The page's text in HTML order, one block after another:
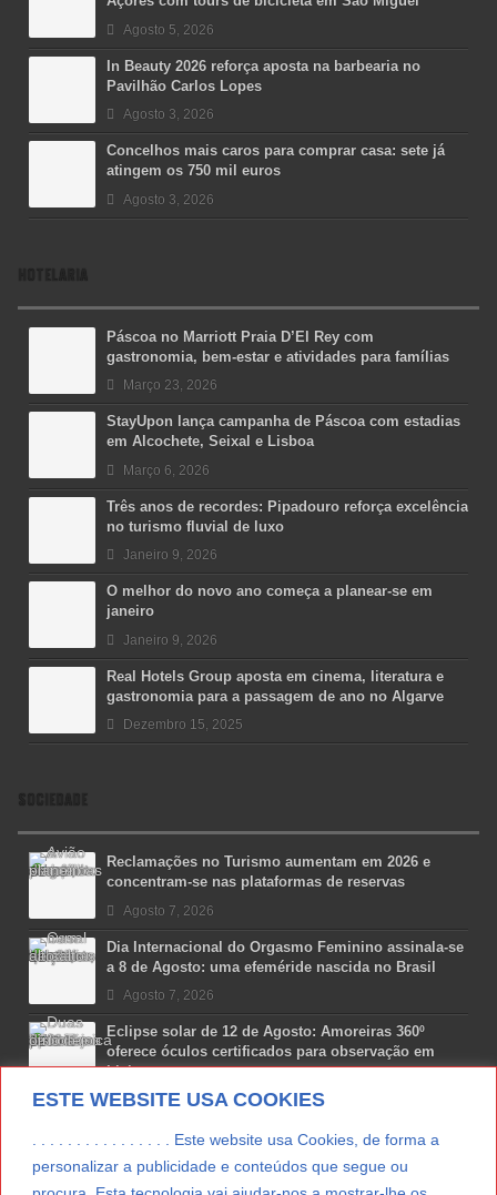
ESTE WEBSITE USA COOKIES
. . . . . . . . . . . . . . . . Este website usa Cookies, de forma a
personalizar a publicidade e conteúdos que segue ou
Agosto 5, 2026
In Beauty 2026 reforça aposta na barbearia no
Pavilhão Carlos Lopes
Agosto 3, 2026
Concelhos mais caros para comprar casa: sete já
atingem os 750 mil euros
Agosto 3, 2026
HOTELARIA
Páscoa no Marriott Praia D’El Rey com
gastronomia, bem-estar e atividades para famílias
Março 23, 2026
StayUpon lança campanha de Páscoa com estadias
em Alcochete, Seixal e Lisboa
Março 6, 2026
Três anos de recordes: Pipadouro reforça excelência
no turismo fluvial de luxo
Janeiro 9, 2026
O melhor do novo ano começa a planear-se em
janeiro
Janeiro 9, 2026
Real Hotels Group aposta em cinema, literatura e
gastronomia para a passagem de ano no Algarve
Dezembro 15, 2025
SOCIEDADE
Reclamações no Turismo aumentam em 2026 e
concentram-se nas plataformas de reservas
Agosto 7, 2026
Dia Internacional do Orgasmo Feminino assinala-se
a 8 de Agosto: uma efeméride nascida no Brasil
Agosto 7, 2026
Eclipse solar de 12 de Agosto: Amoreiras 360º
oferece óculos certificados para observação em
Lisboa
Agosto 7, 2026
Lua Afonso vence prémio internacional de liderança
Agosto 7, 2026